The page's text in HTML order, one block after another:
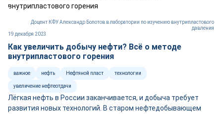
19 декабря 2023
Доцент КФУ Александр Болотов в лаборатории по изучению внутрипластового
давления
Как увеличить добычу нефти? Всё о методе
внутрипластового горения
важное нефть Нефтяной пласт технологии
увеличение нефтеотдачи
Лёгкая нефть в России заканчивается, и добыча требует
развития новых технологий. В старом нефтедобывающем